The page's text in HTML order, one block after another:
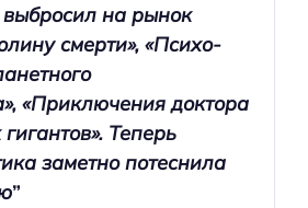
на рынок
смерти», «Психо-
«Приключения доктора
Теперь
заметно потеснила
”